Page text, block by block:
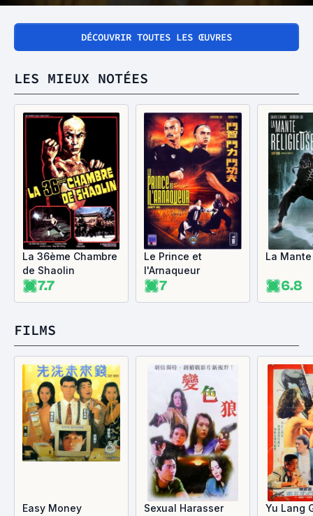
DÉCOUVRIR TOUTES LES ŒUVRES
LES MIEUX NOTÉES
La 36ème Chambre
de Shaolin
7.7
Le Prince et
l'Arnaqueur
7
La
6.8
FILMS
Easy Money Sexual Harasser Yu Lang